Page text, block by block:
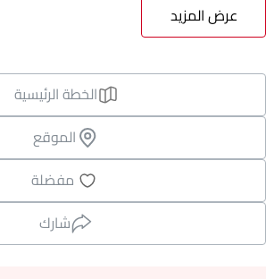
عرض المزيد
الخطة الرئيسية
الموقع
مفضلة
شارك